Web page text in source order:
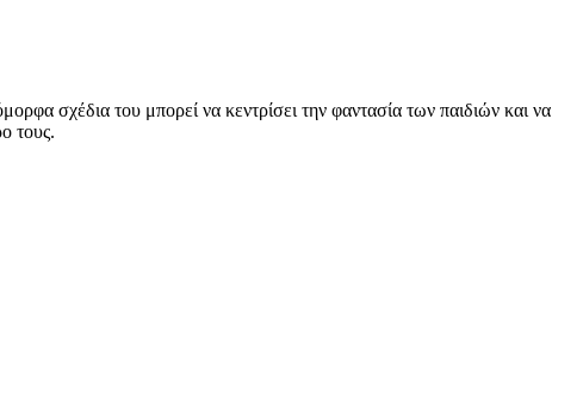
σχέδια του μπορεί να κεντρίσει την φαντασία των παιδιών και να
τους.